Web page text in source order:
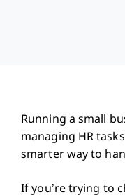
Running a small
managing HR
smarter way to
If you’re trying to